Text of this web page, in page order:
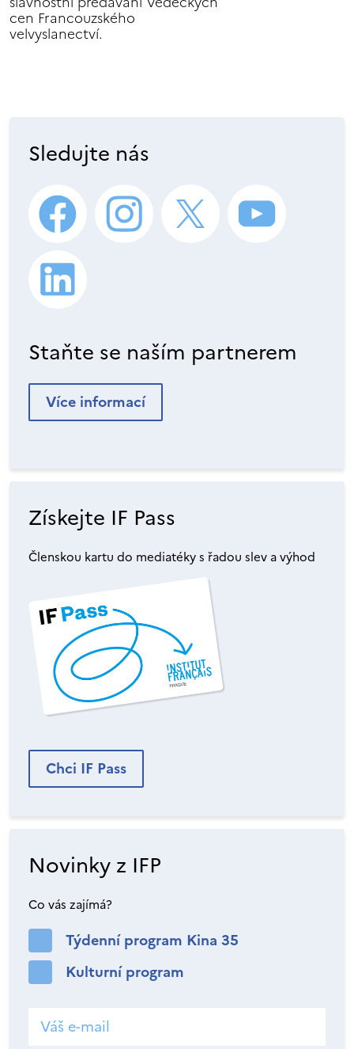
cen Francouzského
velvyslanectví.
Sledujte nás
Staňte se naším partnerem
Více informací
Získejte IF Pass
Členskou kartu do mediatéky s řadou slev a výhod
Chci IF Pass
Novinky z IFP
Co vás zajímá?
Týdenní program Kina 35
Kulturní program